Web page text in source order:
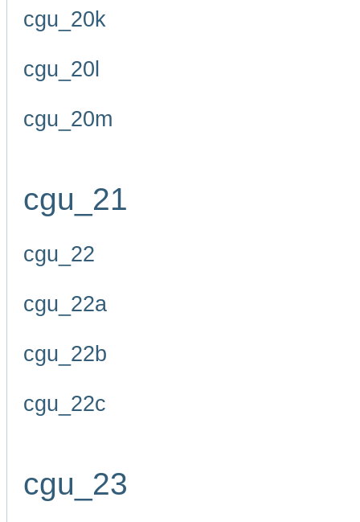
cgu_20k
cgu_20l
cgu_20m
cgu_21
cgu_22
cgu_22a
cgu_22b
cgu_22c
cgu_23